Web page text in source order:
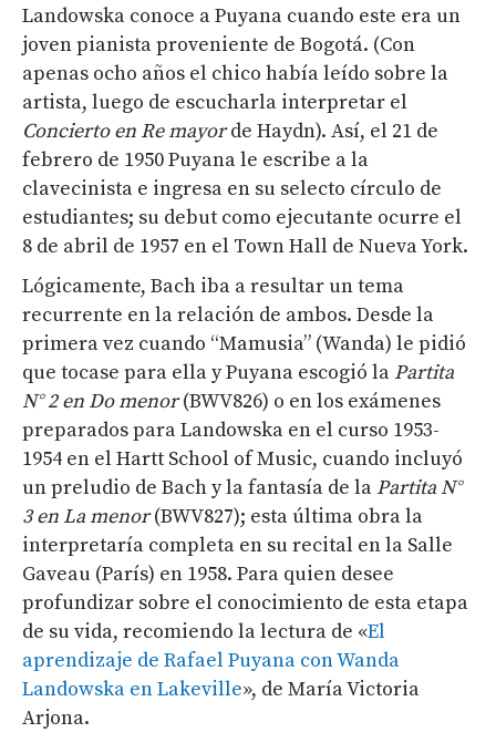
Landowska conoce a Puyana cuando este era un
joven pianista proveniente de Bogotá. (Con
apenas ocho años el chico había leído sobre la
artista, luego de escucharla interpretar el
Concierto en Re mayorde Haydn). Así, el 21 de
febrero de 1950 Puyana le escribe a la
clavecinista e ingresa en su selecto círculo de
estudiantes; su debut como ejecutante ocurre el
8 de abril de 1957 en el Town Hall de Nueva York.
Lógicamente, Bach iba a resultar un tema
recurrente en la relación de ambos. Desde la
primera vez cuando “Mamusia” (Wanda) le pidió
que tocase para ella y Puyana escogió la Partita
N° 2 en Do menor(BWV826) o en los exámenes
preparados para Landowska en el curso 1953-
1954 en el Hartt School of Music, cuando incluyó
un preludio de Bach y la fantasía de la Partita N°
3 en La menor(BWV827); esta última obra la
interpretaría completa en su recital en la Salle
Gaveau (París) en 1958. Para quien desee
profundizar sobre el conocimiento de esta etapa
de su vida, recomiendo la lectura de «El
aprendizaje de Rafael Puyana con Wanda
Landowska en Lakeville», de María Victoria
Arjona.